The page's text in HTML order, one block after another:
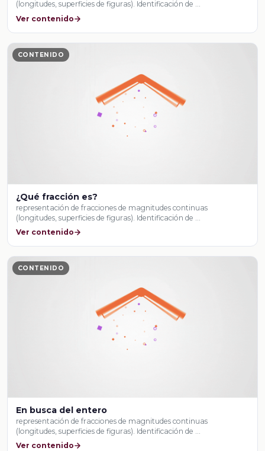
(longitudes, superficies de figuras). Identificación de …
Ver contenido
CONTENIDO
¿Qué fracción es?
representación de fracciones de magnitudes continuas
(longitudes, superficies de figuras). Identificación de …
Ver contenido
CONTENIDO
En busca del entero
representación de fracciones de magnitudes continuas
(longitudes, superficies de figuras). Identificación de …
Ver contenido